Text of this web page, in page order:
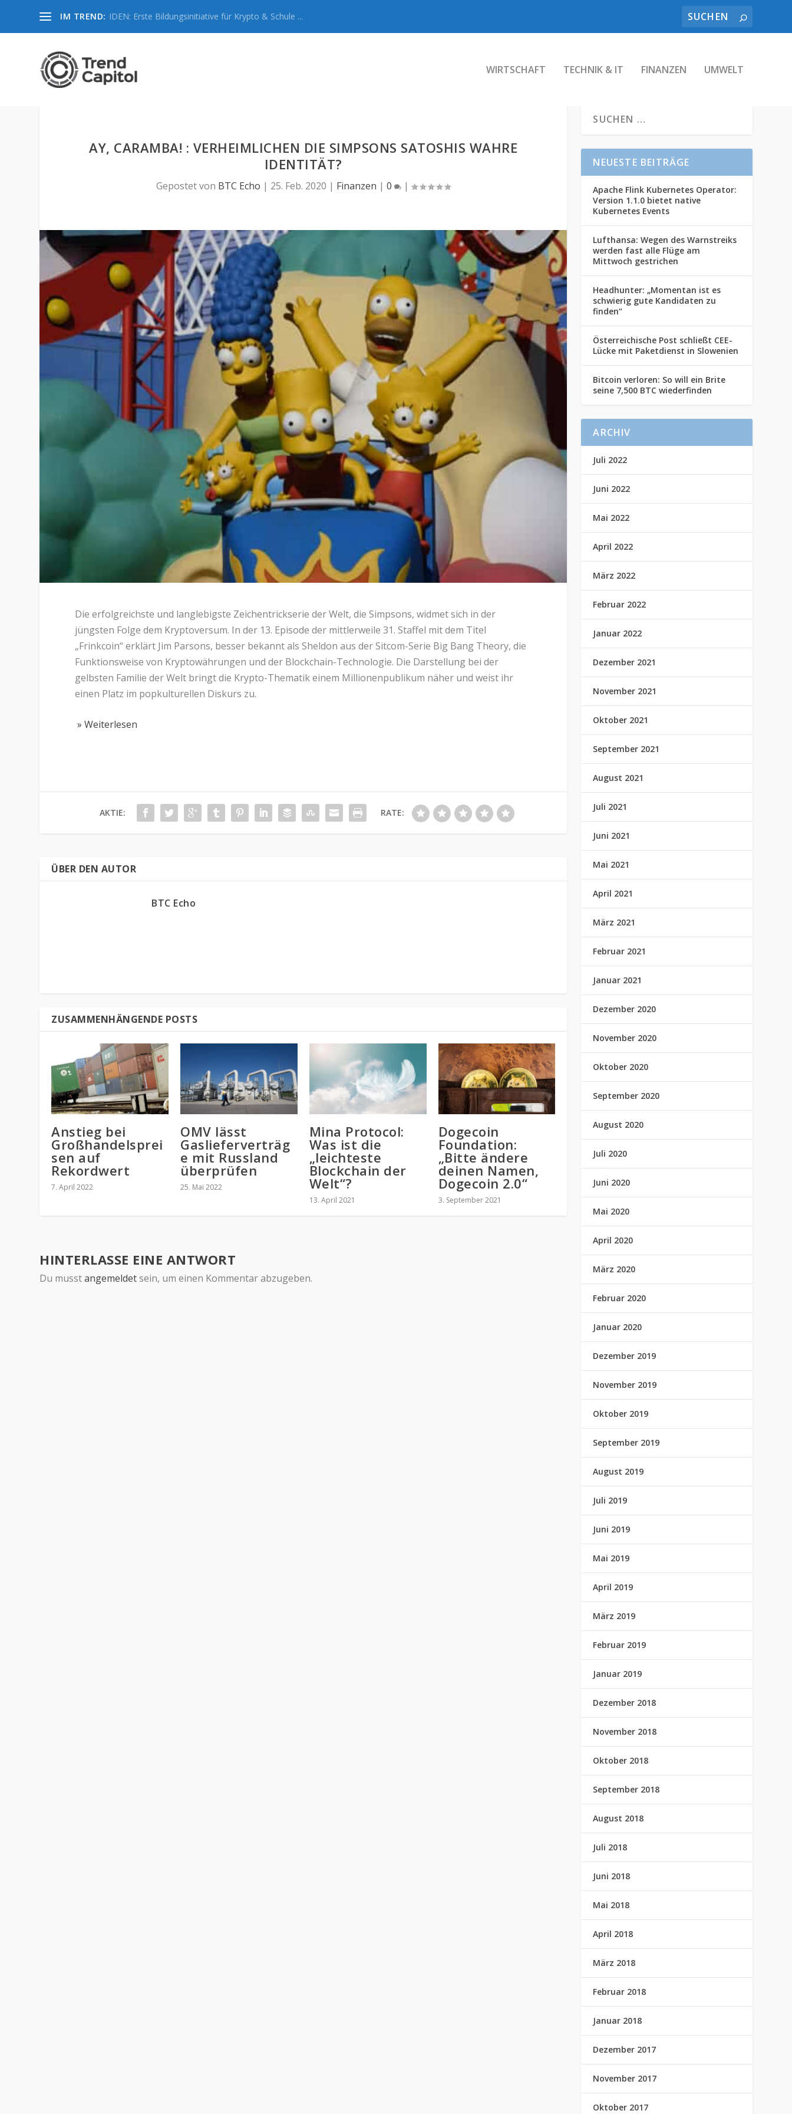
IM TREND: IDEN: Erste Bildungsinitiative für Krypto & Schule ...
WIRTSCHAFT TECHNIK & IT FINANZEN UMWELT
AY, CARAMBA! : VERHEIMLICHEN DIE SIMPSONS SATOSHIS WAHRE
IDENTITÄT?
Gepostet von BTC Echo | 25. Feb. 2020 | Finanzen |0 |
Die erfolgreichste und langlebigste Zeichentrickserie der Welt, die Simpsons, widmet sich in der
jüngsten Folge dem Kryptoversum. In der 13. Episode der mittlerweile 31. Staffel mit dem Titel
„Frinkcoin“ erklärt Jim Parsons, besser bekannt als Sheldon aus der Sitcom-Serie Big Bang Theory, die
Funktionsweise von Kryptowährungen und der Blockchain-Technologie. Die Darstellung bei der
gelbsten Familie der Welt bringt die Krypto-Thematik einem Millionenpublikum näher und weist ihr
einen Platz im popkulturellen Diskurs zu.
» Weiterlesen
AKTIE: RATE:
ÜBER DEN AUTOR
BTC Echo
ZUSAMMENHÄNGENDE POSTS
Anstieg bei
Großhandelsprei
sen auf
Rekordwert
7. April 2022
OMV lässt
Gaslieferverträg
e mit Russland
überprüfen
25. Mai 2022
Mina Protocol:
Was ist die
„leichteste
Blockchain der
Welt“?
13. April 2021
Dogecoin
Foundation:
„Bitte ändere
deinen Namen,
Dogecoin 2.0“
3. September 2021
HINTERLASSE EINE ANTWORT
Du musstangemeldetsein, um einen Kommentar abzugeben.
NEUESTE BEITRÄGE
Apache Flink Kubernetes Operator:
Version 1.1.0 bietet native
Kubernetes Events
Lufthansa: Wegen des Warnstreiks
werden fast alle Flüge am
Mittwoch gestrichen
Headhunter: „Momentan ist es
schwierig gute Kandidaten zu
finden“
Österreichische Post schließt CEE-
Lücke mit Paketdienst in Slowenien
Bitcoin verloren: So will ein Brite
seine 7,500 BTC wiederfinden
ARCHIV
Juli 2022
Juni 2022
Mai 2022
April 2022
März 2022
Februar 2022
Januar 2022
Dezember 2021
November 2021
Oktober 2021
September 2021
August 2021
Juli 2021
Juni 2021
Mai 2021
April 2021
März 2021
Februar 2021
Januar 2021
Dezember 2020
November 2020
Oktober 2020
September 2020
August 2020
Juli 2020
Juni 2020
Mai 2020
April 2020
März 2020
Februar 2020
Januar 2020
Dezember 2019
November 2019
Oktober 2019
September 2019
August 2019
Juli 2019
Juni 2019
Mai 2019
April 2019
März 2019
Februar 2019
Januar 2019
Dezember 2018
November 2018
Oktober 2018
September 2018
August 2018
Juli 2018
Juni 2018
Mai 2018
April 2018
März 2018
Februar 2018
Januar 2018
Dezember 2017
November 2017
Oktober 2017